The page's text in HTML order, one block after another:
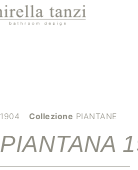
1904 Collezione PIANTANE
PIANTANA